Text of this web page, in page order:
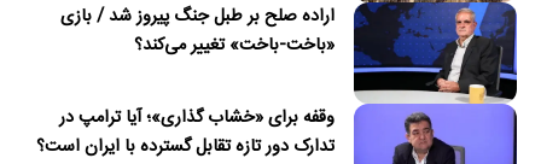
اراده صلح بر طبل جنگ پیروز شد / بازی
«باخت-باخت» تغییر می‌کند؟
وقفه برای «خشاب گذاری»؛ آیا ترامپ در
تدارک دور تازه تقابل گسترده با ایران است؟